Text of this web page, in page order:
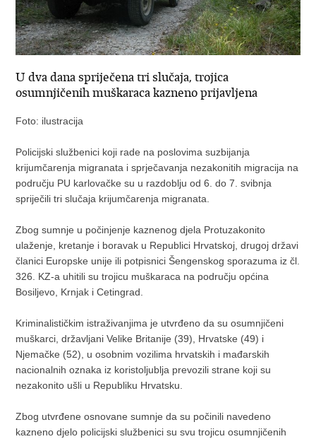
U dva dana spriječena tri slučaja, trojica
osumnjičenih muškaraca kazneno prijavljena
Foto: ilustracija
Policijski službenici koji rade na poslovima suzbijanja
krijumčarenja migranata i sprječavanja nezakonitih migracija na
području PU karlovačke su u razdoblju od 6. do 7. svibnja
spriječili tri slučaja krijumčarenja migranata.
Zbog sumnje u počinjenje kaznenog djela Protuzakonito
ulaženje, kretanje i boravak u Republici Hrvatskoj, drugoj državi
članici Europske unije ili potpisnici Šengenskog sporazuma iz čl.
326. KZ-a uhitili su trojicu muškaraca na području općina
Bosiljevo, Krnjak i Cetingrad.
Kriminalističkim istraživanjima je utvrđeno da su osumnjičeni
muškarci, državljani Velike Britanije (39), Hrvatske (49) i
Njemačke (52), u osobnim vozilima hrvatskih i mađarskih
nacionalnih oznaka iz koristoljublja prevozili strane koji su
nezakonito ušli u Republiku Hrvatsku.
Zbog utvrđene osnovane sumnje da su počinili navedeno
kazneno djelo policijski službenici su svu trojicu osumnjičenih